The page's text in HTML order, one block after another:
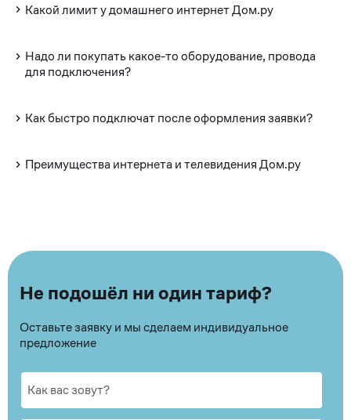
Какой лимит у домашнего интернет Дом.ру
Надо ли покупать какое-то оборудование, провода
для подключения?
Как быстро подключат после оформления заявки?
Преимущества интернета и телевидения Дом.ру
Не подошёл ни один тариф?
Оставьте заявку и мы сделаем индивидуальное
предложение